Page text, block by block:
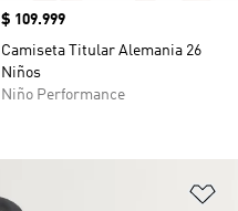
Precio
$ 109.999
Camiseta Titular Alemania 26
Niños
Niño Performance